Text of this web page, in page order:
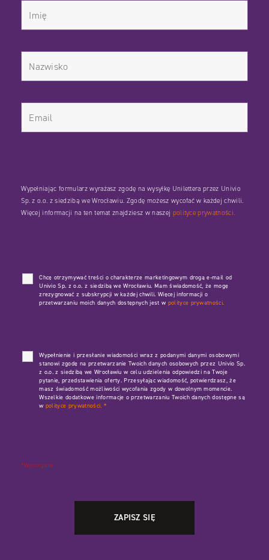
Wypełniając formularz wyrażasz zgodę na wysyłkę Unilettera przez Univio
Sp. z o.o. z siedzibą we Wrocławiu. Zgodę możesz wycofać w każdej chwili.
Więcej informacji na ten temat znajdziesz w naszej polityce prywatności.
Chcę otrzymywać treści o charakterze marketingowym drogą e-mail od
Univio Sp. z o.o. z siedzibą we Wrocławiu. Mam świadomość, że mogę
zrezygnować z subskrypcji w każdej chwili. Więcej informacji o
przetwarzaniu moich danych dostępnych jest w polityce prywatności.
Wypełnienie i przesłanie wiadomości wraz z podanymi danymi osobowymi
stanowi zgodę na przetwarzanie Twoich danych osobowych przez Univio Sp.
z o.o. z siedzibą we Wrocławiu w celu udzielenia odpowiedzi na Twoje
pytanie, przedstawienia oferty. Przesyłając wiadomość, potwierdzasz, że
masz świadomość możliwości wycofania zgody w dowolnym momencie.
Wszelkie dodatkowe informacje o przetwarzaniu Twoich danych dostępne są
w polityce prywatności. *
*Wymagane